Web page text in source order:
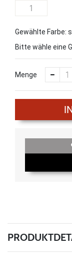
1
Gewählte Farbe:
Bitte wähle eine
Menge